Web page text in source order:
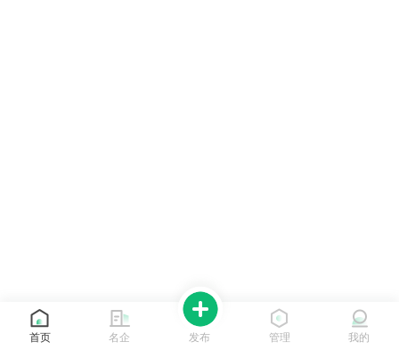
首页 名企 发布 管理 我的